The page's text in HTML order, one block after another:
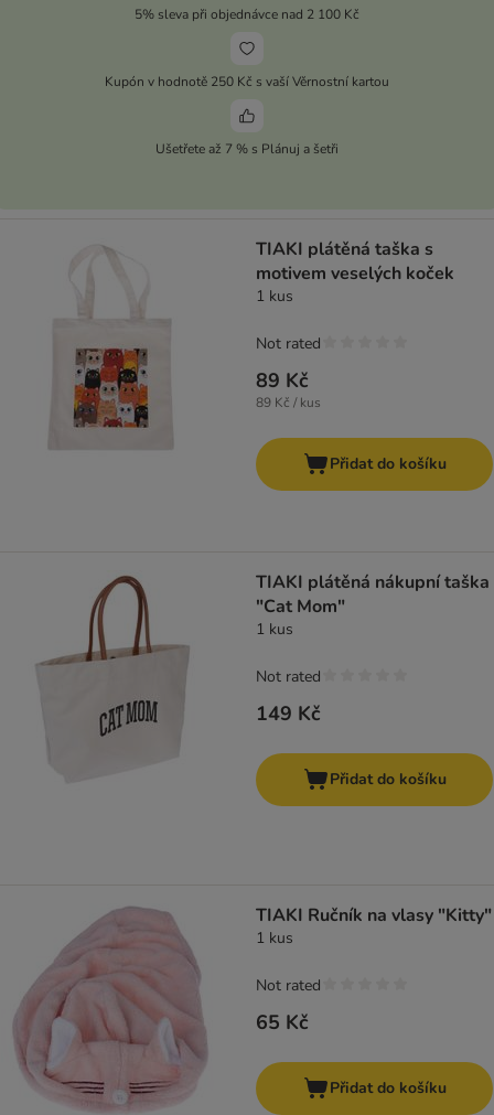
5% sleva při objednávce nad 2 100 Kč
Kupón v hodnotě 250 Kč s vaší Věrnostní kartou
Ušetřete až 7 % s Plánuj a šetři
TIAKI plátěná taška s
motivem veselých koček
1 kus
89 Kč
89 Kč / kus
Not rated
Přidat do košíku
TIAKI plátěná nákupní taška
"Cat Mom"
1 kus
149 Kč
Not rated
Přidat do košíku
TIAKI Ručník na vlasy "Kitty"
1 kus
65 Kč
Not rated
Přidat do košíku